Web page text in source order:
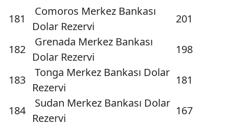
181
Comoros Merkez Bankası
Dolar Rezervi
201
182
Grenada Merkez Bankası
Dolar Rezervi
198
183
Tonga Merkez Bankası Dolar
Rezervi
181
184
Sudan Merkez Bankası Dolar
Rezervi
167